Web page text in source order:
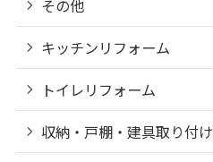
その他
キッチンリフォーム
トイレリフォーム
収納・戸棚・建具取り付け